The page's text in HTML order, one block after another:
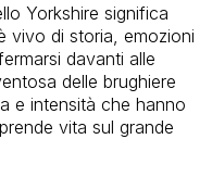
Yorkshire significa
vivo di storia, emozioni
davanti alle
delle brughiere
e intensità che hanno
vita sul grande